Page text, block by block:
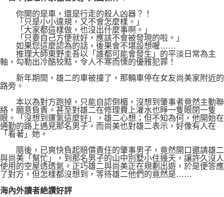
每筆NT$80，滿NT$1,000(含以上)免運費
你開的是車，還是行走的殺人凶器？！
「只是小小違規，又不會怎麼樣。」
「大家都這樣做，也沒出什麼事啊。」
「只要自己方便就好，應該不會被發現的啦。」
如果您這麼認為的話，後果會不堪設想喔……
推理大師東野圭吾以「誰都可能會發生」的平淡日常為主
軸，勾勒出冷酷狡黠，令人不寒而慄的優雅犯罪！
新年期間，雄二的車被撞了，那輛車停在女友尚美家附近的
路旁。
本以為對方跑掉，只能自認倒楣，沒想到肇事者竟然主動聯
絡，願意負責。甚至對雄二在修理費上灌水也睜一隻眼閉一隻
眼。「沒想到運氣這麼好」，雄二心想；但不知為何，他開始在
通勤的路上遇見那名男子，而尚美也對雄二表示，好像有人在
「看著」她。
隨後，已爽快負起賠償責任的肇事男子，竟然開口邀請雄二
與尚美「幫忙」，到那名男子的山中別墅小住幾天，讓許久沒人
使用的空屋透透氣。正巧雄二與尚美正在規劃出遊，於是便答應
了對方。但怎樣都沒想到，等待雄二他們的竟然是……
海內外讀者絶讚好評